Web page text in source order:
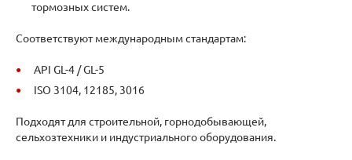
тормозных систем.
Соответствуют международным стандартам:
API GL-4 / GL-5
ISO 3104, 12185, 3016
Подходят для строительной, горнодобывающей,
сельхозтехники и индустриального оборудования.